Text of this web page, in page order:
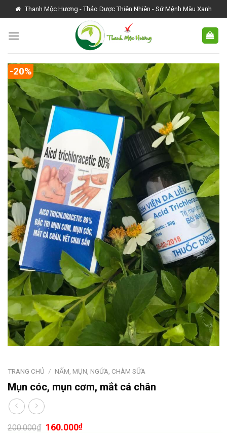
Skip
to
content
Thanh Mộc Hương - Thảo Dược Thiên Nhiên - Sứ Mệnh Màu Xanh
-20%
TRANG CHỦ / NẤM, MỤN, NGỨA, CHÀM SỮA
Mụn cóc, mụn cơm, mắt cá chân
200.000₫ 160.000₫